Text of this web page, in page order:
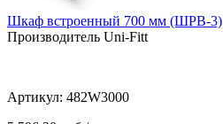
Шкаф встроенный 700 мм (ШРВ-3)
Производитель Uni-Fitt
Артикул: 482W3000